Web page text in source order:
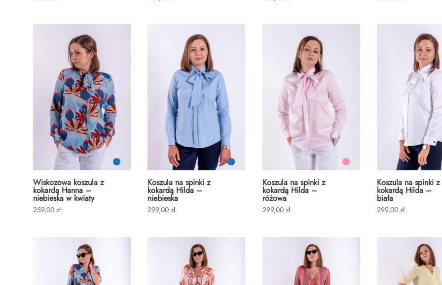
Wiskozowa koszula z
kokardą Hanna –
niebieska w kwiaty
259,00zł
Koszula na spinki z
kokardą Hilda –
niebieska
299,00zł
Koszula na spinki z
kokardą Hilda –
różowa
299,00 zł
Koszula na spinki z
kokardą Hilda –
biała
299,00 zł